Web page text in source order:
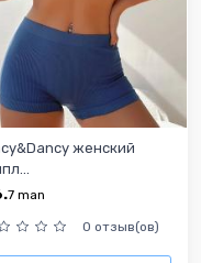
женский
7 man
0 отзыв(ов)